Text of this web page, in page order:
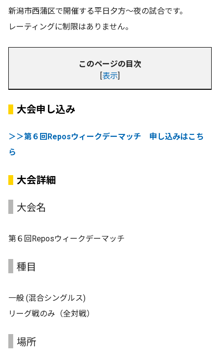
新潟市西蒲区で開催する平日夕方～夜の試合です。
レーティングに制限はありません。
このページの目次
[表示]
大会申し込み
＞＞第６回Reposウィークデーマッチ 申し込みはこち
ら
大会詳細
大会名
第６回Reposウィークデーマッチ
種目
一般 (混合シングルス)
リーグ戦のみ（全対戦）
場所